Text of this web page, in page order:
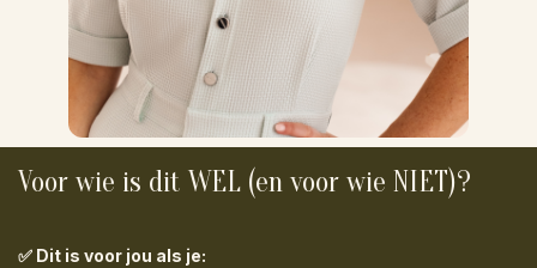
Voor wie is dit WEL (en voor wie NIET)?
✅ Dit is voor jou als je: